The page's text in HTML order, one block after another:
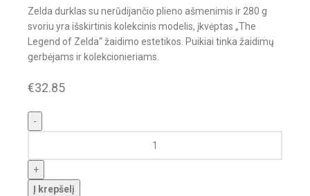
Zelda durklas su nerūdijančio plieno ašmenimis ir 280 g
svoriu yra išskirtinis kolekcinis modelis, įkvėptas „The
Legend of Zelda“ žaidimo estetikos. Puikiai tinka žaidimų
gerbėjams ir kolekcionieriams.
€32.85
Į krepšelį